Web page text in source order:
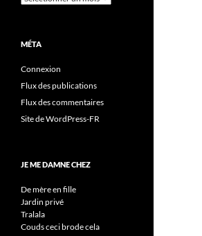
MÉTA
Connexion
Flux des publications
Flux des commentaires
Site de WordPress-FR
JE ME DAMNE CHEZ
De mère en fille
Jardin privé
Tralala
Couds ceci brode cela